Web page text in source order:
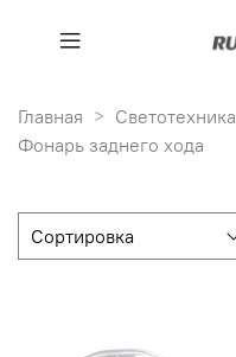
Главная Светотехника
Фонарь заднего хода